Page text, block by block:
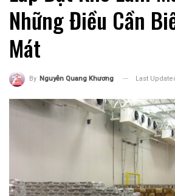
Những Điều Cần
Mát
By Nguyễn Quang Khương Last